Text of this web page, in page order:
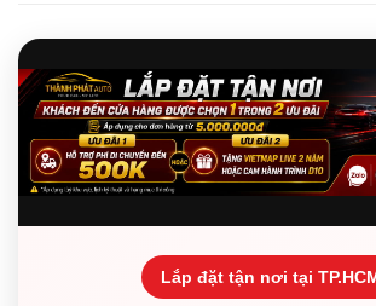
Lắp đặt tận nơi tại